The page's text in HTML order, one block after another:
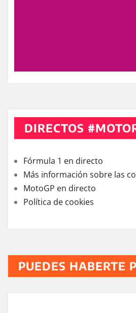
DIRECTOS
Fórmula 1 en directo
Más información sobre las
MotoGP en directo
Política de cookies
PUEDES HABERTE